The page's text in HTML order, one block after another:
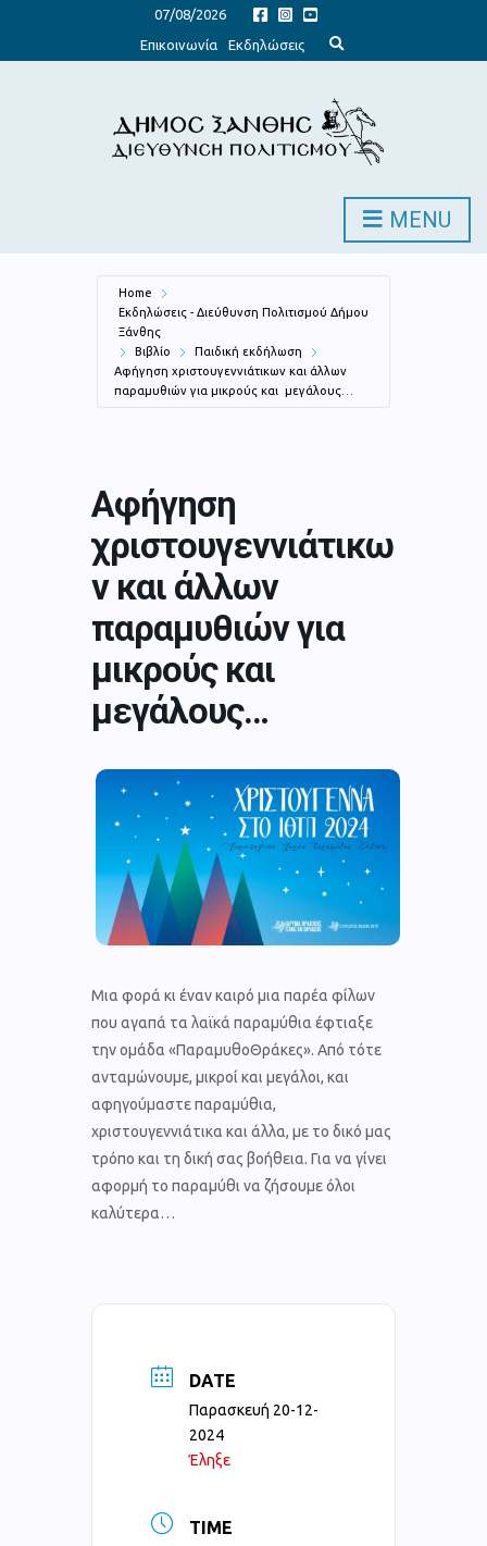
07/08/2026
Επικοινωνία
Εκδηλώσεις
x
d
s
e
c
o
MENU
Home
Εκδηλώσεις - Διεύθυνση Πολιτισμού Δήμου
Ξάνθης
Βιβλίο
Παιδική εκδήλωση
Αφήγηση χριστουγεννιάτικων και άλλων
παραμυθιών για μικρούς και μεγάλους…
Αφήγηση
χριστουγεννιάτικω
ν και άλλων
παραμυθιών για
μικρούς και
μεγάλους…
Μια φορά κι έναν καιρό μια παρέα φίλων
που αγαπά τα λαϊκά παραμύθια έφτιαξε
την ομάδα «ΠαραμυθοΘράκες». Από τότε
ανταμώνουμε, μικροί και μεγάλοι, και
αφηγούμαστε παραμύθια,
χριστουγεννιάτικα και άλλα, με το δικό μας
τρόπο και τη δική σας βοήθεια. Για να γίνει
αφορμή το παραμύθι να ζήσουμε όλοι
καλύτερα…
DATE
Παρασκευή 20-12-
2024
Έληξε
TIME